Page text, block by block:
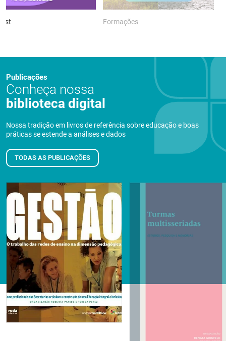
Formações
Publicações
Conheça nossa
biblioteca digital
Nossa tradição em livros de referência sobre educação e boas
práticas se estende a análises e dados
TODAS AS PUBLICAÇÕES